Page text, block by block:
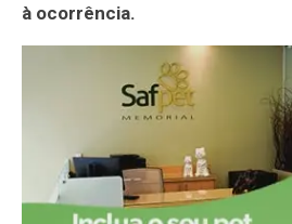
à ocorrência.